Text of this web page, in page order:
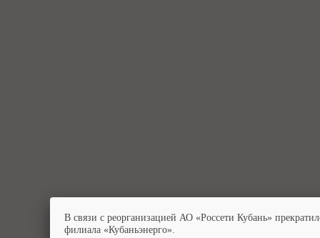
В связи с реорганизацией АО «Россети Кубань»
филиала «Кубаньэнерго».